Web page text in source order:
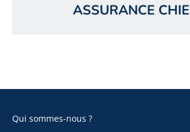
ASSURANCE
Qui sommes-nous ?